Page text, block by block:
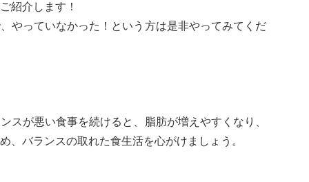
紹介します！
やっていなかった！という方は是非やってみてくだ
スが悪い食事を続けると、脂肪が増えやすくなり、
、バランスの取れた食生活を心がけましょう。